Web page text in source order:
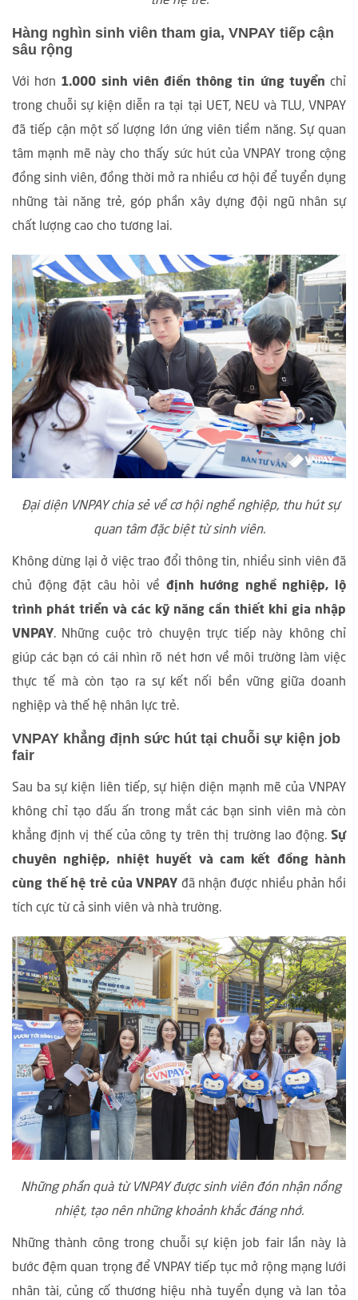
Hàng nghìn sinh viên tham gia, VNPAY tiếp cận
sâu rộng
Với hơn 1.000 sinh viên điền thông tin ứng tuyển chỉ
trong chuỗi sự kiện diễn ra tại tại UET, NEU và TLU, VNPAY
đã tiếp cận một số lượng lớn ứng viên tiềm năng. Sự quan
tâm mạnh mẽ này cho thấy sức hút của VNPAY trong cộng
đồng sinh viên, đồng thời mở ra nhiều cơ hội để tuyển dụng
những tài năng trẻ, góp phần xây dựng đội ngũ nhân sự
chất lượng cao cho tương lai.
Đại diện VNPAY chia sẻ về cơ hội nghề nghiệp, thu hút sự
quan tâm đặc biệt từ sinh viên.
Không dừng lại ở việc trao đổi thông tin, nhiều sinh viên đã
chủ động đặt câu hỏi về định hướng nghề nghiệp, lộ
trình phát triển và các kỹ năng cần thiết khi gia nhập
VNPAY. Những cuộc trò chuyện trực tiếp này không chỉ
giúp các bạn có cái nhìn rõ nét hơn về môi trường làm việc
thực tế mà còn tạo ra sự kết nối bền vững giữa doanh
nghiệp và thế hệ nhân lực trẻ.
VNPAY khẳng định sức hút tại chuỗi sự kiện job
fair
Sau ba sự kiện liên tiếp, sự hiện diện mạnh mẽ của VNPAY
không chỉ tạo dấu ấn trong mắt các bạn sinh viên mà còn
khẳng định vị thế của công ty trên thị trường lao động. Sự
chuyên nghiệp, nhiệt huyết và cam kết đồng hành
cùng thế hệ trẻ của VNPAY đã nhận được nhiều phản hồi
tích cực từ cả sinh viên và nhà trường.
Những phần quà từ VNPAY được sinh viên đón nhận nồng
nhiệt, tạo nên những khoảnh khắc đáng nhớ.
Những thành công trong chuỗi sự kiện job fair lần này là
bước đệm quan trọng để VNPAY tiếp tục mở rộng mạng lưới
nhân tài, củng cố thương hiệu nhà tuyển dụng và lan tỏa